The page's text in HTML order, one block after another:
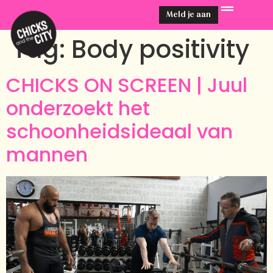
Meld je aan
Tag: Body positivity
CHICKS ON SCREEN | Juul
onderzoekt het
schoonheidsideaal van
mannen